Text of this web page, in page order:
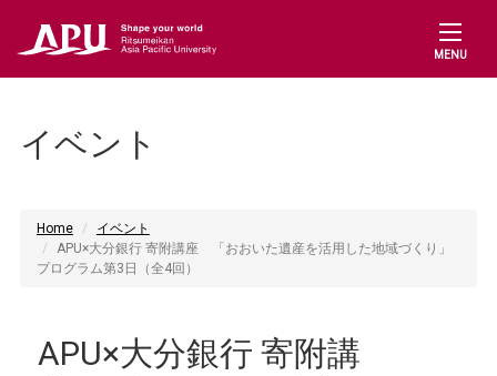
MENU
イベント
Home
イベント
APU×大分銀行 寄附講座 「おおいた遺産を活用した地域づくり」
プログラム第3日（全4回）
APU×大分銀行 寄附講